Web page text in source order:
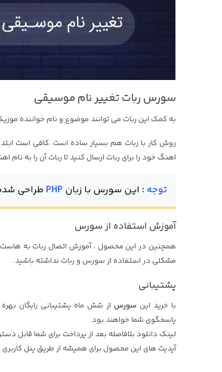
سورس ربات تغییر نام موسیقی
به کمک این ربات می توانند موضوع و نام خواننده
روش کار با ربات هم بسیار ساده است .کافی است
اهنگ خود را برای ربات ارسال کنید تا ربات آن را به نام
توجه : این سورس با زبان PHP طراحی
آموزش استفاده از سورس
همچنین در این محصول ، آموزش اتصال ربات به
مشکلی در استفاده از سورس و ربات نداشته باشید.
پشتیبانی
با خرید این سورس از شش ماه پشتیبانی رایگان
پاسخگوی شما خواهند بود.
لینک دانلود بلافاصله بعد از پرداخت برای شما قابل
آپدیت های این محصول برای همیشه از طریق پنل